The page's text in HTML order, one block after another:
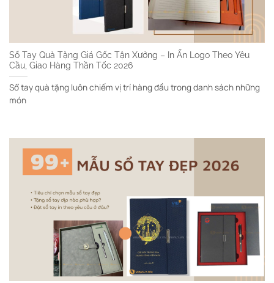
Sổ Tay Quà Tặng Giá Gốc Tận Xưởng – In Ấn Logo Theo Yêu
Cầu, Giao Hàng Thần Tốc 2026
Sổ tay quà tặng luôn chiếm vị trí hàng đầu trong danh sách những
món